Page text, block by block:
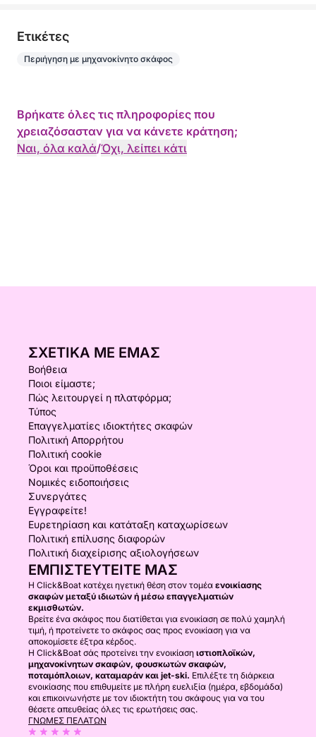
Eτικέτες
Περιήγηση με μηχανοκίνητο σκάφος
Βρήκατε όλες τις πληροφορίες που
χρειαζόσασταν για να κάνετε κράτηση;
Ναι, όλα καλά/Όχι, λείπει κάτι
ΣΧΕΤΙΚΆ ΜΕ ΕΜΆΣ
Βοήθεια
Ποιοι είμαστε;
Πώς λειτουργεί η πλατφόρμα;
Τύπος
Επαγγελματίες ιδιοκτήτες σκαφών
Πολιτική Απορρήτου
Πολιτική cookie
Όροι και προϋποθέσεις
Νομικές ειδοποιήσεις
Συνεργάτες
Εγγραφείτε!
Ευρετηρίαση και κατάταξη καταχωρίσεων
Πολιτική επίλυσης διαφορών
Πολιτική διαχείρισης αξιολογήσεων
ΕΜΠΙΣΤΕΥΤΕΊΤΕ ΜΑΣ
Η Click&Boat κατέχει ηγετική θέση στον τομέα ενοικίασης
σκαφών μεταξύ ιδιωτών ή μέσω επαγγελματιών
εκμισθωτών.
Βρείτε ένα σκάφος που διατίθεται για ενοικίαση σε πολύ χαμηλή
τιμή, ή προτείνετε το σκάφος σας προς ενοικίαση για να
αποκομίσετε έξτρα κέρδος.
Η Click&Boat σάς προτείνει την ενοικίαση ιστιοπλοϊκών,
μηχανοκίνητων σκαφών, φουσκωτών σκαφών,
ποταμόπλοιων, καταμαράν και jet-ski. Επιλέξτε τη διάρκεια
ενοικίασης που επιθυμείτε με πλήρη ευελιξία (ημέρα, εβδομάδα)
και επικοινωνήστε με τον ιδιοκτήτη του σκάφους για να του
θέσετε απευθείας όλες τις ερωτήσεις σας.
ΓΝΏΜΕΣ ΠΕΛΑΤΏΝ